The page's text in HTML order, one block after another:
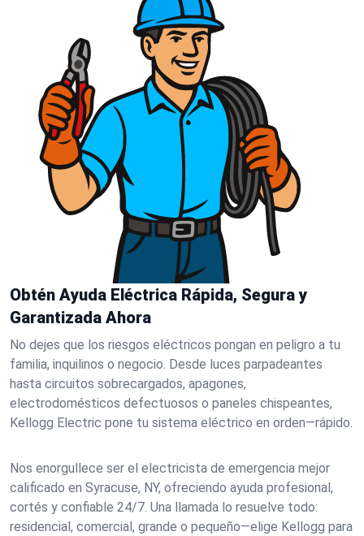
Obtén Ayuda Eléctrica Rápida, Segura y
Garantizada Ahora
No dejes que los riesgos eléctricos pongan en peligro a tu
familia, inquilinos o negocio. Desde luces parpadeantes
hasta circuitos sobrecargados, apagones,
electrodomésticos defectuosos o paneles chispeantes,
Kellogg Electric pone tu sistema eléctrico en orden—rápido.
Nos enorgullece ser el electricista de emergencia mejor
calificado en Syracuse, NY, ofreciendo ayuda profesional,
cortés y confiable 24/7. Una llamada lo resuelve todo:
residencial, comercial, grande o pequeño—elige Kellogg para